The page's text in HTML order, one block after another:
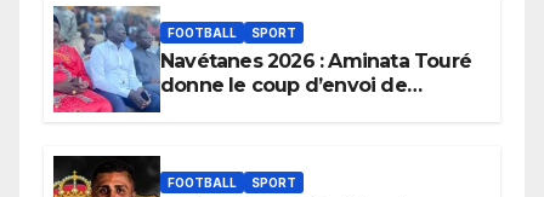
FOOTBALL SPORT
Navétanes 2026 : Aminata Touré
donne le coup d’envoi de
apaisées.
FOOTBALL SPORT